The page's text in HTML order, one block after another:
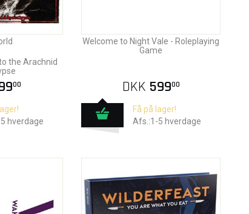
the Arachnid
00
hverdage
Welcome to Night Vale - Roleplaying
Game
DKK 59900
Få på lager!
Afs.:1-5 hverdage